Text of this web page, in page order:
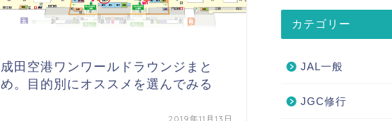
成田空港ワンワールドラウンジまと
め。目的別にオススメを選んでみる
2019年11月13日
カテゴリー
JAL一般
JGC修行